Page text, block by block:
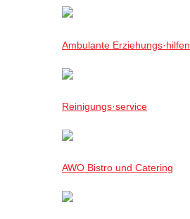
Ambulante Erziehungs·hilfen
Reinigungs·service
AWO Bistro und Catering